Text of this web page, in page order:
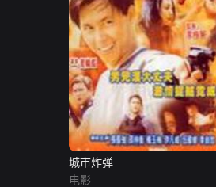
城市炸弹
电影